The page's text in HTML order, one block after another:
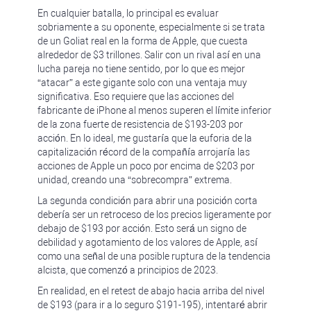
En cualquier batalla, lo principal es evaluar
sobriamente a su oponente, especialmente si se trata
de un Goliat real en la forma de Apple, que cuesta
alrededor de $3 trillones. Salir con un rival así en una
lucha pareja no tiene sentido, por lo que es mejor
“atacar” a este gigante solo con una ventaja muy
significativa. Eso requiere que las acciones del
fabricante de iPhone al menos superen el límite inferior
de la zona fuerte de resistencia de $193-203 por
acción. En lo ideal, me gustaría que la euforia de la
capitalización récord de la compañía arrojaría las
acciones de Apple un poco por encima de $203 por
unidad, creando una “sobrecompra” extrema.
La segunda condición para abrir una posición corta
debería ser un retroceso de los precios ligeramente por
debajo de $193 por acción. Esto será un signo de
debilidad y agotamiento de los valores de Apple, así
como una señal de una posible ruptura de la tendencia
alcista, que comenzó a principios de 2023.
En realidad, en el retest de abajo hacia arriba del nivel
de $193 (para ir a lo seguro $191-195), intentaré abrir